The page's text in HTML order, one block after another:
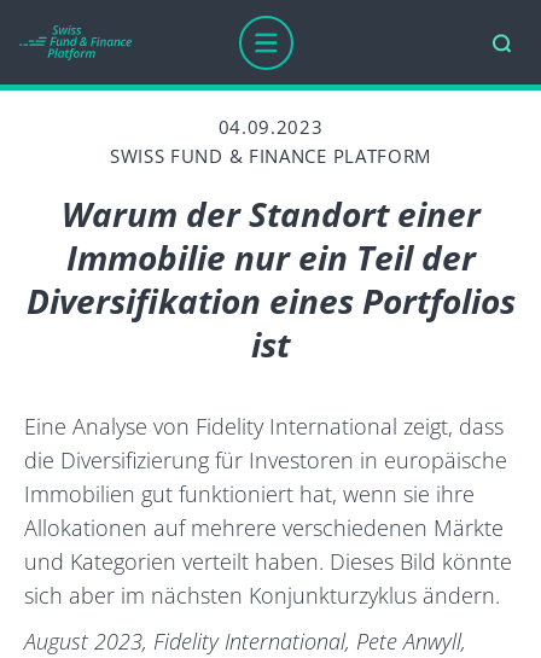
04.09.2023
SWISS FUND & FINANCE PLATFORM
Warum der Standort einer
Immobilie nur ein Teil der
Diversifikation eines Portfolios
ist
Eine Analyse von Fidelity International zeigt, dass
die Diversifizierung für Investoren in europäische
Immobilien gut funktioniert hat, wenn sie ihre
Allokationen auf mehrere verschiedenen Märkte
und Kategorien verteilt haben. Dieses Bild könnte
sich aber im nächsten Konjunkturzyklus ändern.
August 2023, Fidelity International, Pete Anwyll,